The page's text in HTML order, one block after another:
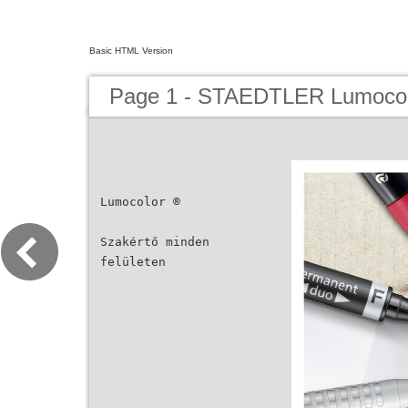
Basic HTML Version
Page 1 - STAEDTLER
Lumocolor ®
Szakértő minden
felületen